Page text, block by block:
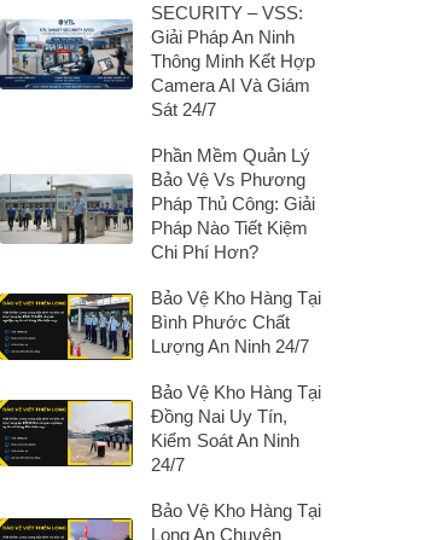
SECURITY – VSS:
Giải Pháp An Ninh
Thông Minh Kết Hợp
Camera AI Và Giám
Sát 24/7
Phần Mềm Quản Lý
Bảo Vệ Vs Phương
Pháp Thủ Công: Giải
Pháp Nào Tiết Kiệm
Chi Phí Hơn?
Bảo Vệ Kho Hàng Tại
Bình Phước Chất
Lượng An Ninh 24/7
Bảo Vệ Kho Hàng Tại
Đồng Nai Uy Tín,
Kiểm Soát An Ninh
24/7
Bảo Vệ Kho Hàng Tại
Long An Chuyên